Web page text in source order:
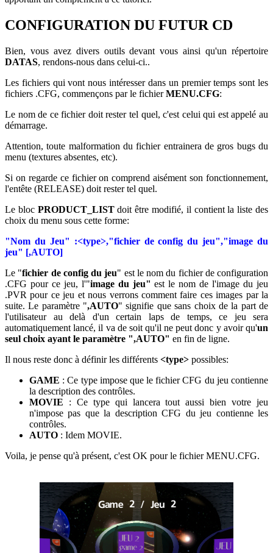
CONFIGURATION DU FUTUR CD
Bien, vous avez divers outils devant vous ainsi qu'un répertoire
DATAS, rendons-nous dans celui-ci..
Les fichiers qui vont nous intéresser dans un premier temps sont les
fichiers .CFG, commençons par le fichierMENU.CFG:
Le nom de ce fichier doit rester tel quel, c'est celui qui est appelé au
démarrage.
Attention, toute malformation du fichier entrainera de gros bugs du
menu (textures absentes, etc).
Si on regarde ce fichier on comprend aisément son fonctionnement,
l'entête (RELEASE) doit rester tel quel.
Le bloc PRODUCT_LISTdoit être modifié, il contient la liste des
choix du menu sous cette forme:
"Nom du Jeu" :<type>,"fichier de config du jeu","image du
jeu" [,AUTO]
Le "fichier de config du jeu" est le nom du fichier de configuration
.CFG pour ce jeu, l'"image du jeu" est le nom de l'image du jeu
.PVR pour ce jeu et nous verrons comment faire ces images par la
suite. Le paramètre ",AUTO" signifie que sans choix de la part de
l'utilisateur au delà d'un certain laps de temps, ce jeu sera
automatiquement lancé, il va de soit qu'il ne peut donc y avoir qu'un
seul choix ayant le paramètre ",AUTO" en fin de ligne.
Il nous reste donc à définir les différents <type> possibles:
GAME : Ce type impose que le fichier CFG du jeu contienne
la description des contrôles.
MOVIE : Ce type qui lancera tout aussi bien votre jeu
n'impose pas que la description CFG du jeu contienne les
contrôles.
AUTO : Idem MOVIE.
Voila, je pense qu'à présent, c'est OK pour le fichier MENU.CFG.